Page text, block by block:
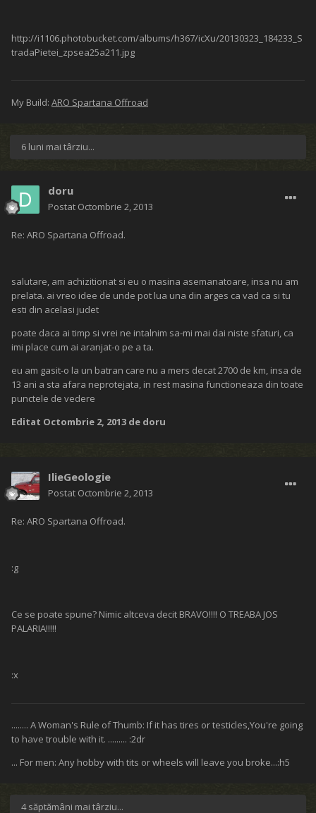
http://i1106.photobucket.com/albums/h367/icXu/20130323_184233_S
tradaPietei_zpsea25a211.jpg
My Build: ARO Spartana Offroad
6 luni mai târziu...
doru
Postat Octombrie 2, 2013
Re: ARO Spartana Offroad.
salutare, am achizitionat si eu o masina asemanatoare, insa nu am
prelata. ai vreo idee de unde pot lua una din arges ca vad ca si tu
esti din acelasi judet
poate daca ai timp si vrei ne intalnim sa-mi mai dai niste sfaturi, ca
imi place cum ai aranjat-o pe a ta.
eu am gasit-o la un batran care nu a mers decat 2700 de km, insa de
13 ani a sta afara neprotejata, in rest masina functioneaza din toate
punctele de vedere
Editat Octombrie 2, 2013 de doru
IlieGeologie
Postat Octombrie 2, 2013
Re: ARO Spartana Offroad.
:g
Ce se poate spune? Nimic altceva decit BRAVO!!!! O TREABA JOS
PALARIA!!!!!
:x
........ A Woman's Rule of Thumb: If it has tires or testicles,You're going
to have trouble with it. ......... :2dr
... For men: Any hobby with tits or wheels will leave you broke...:h5
4 săptămâni mai târziu...